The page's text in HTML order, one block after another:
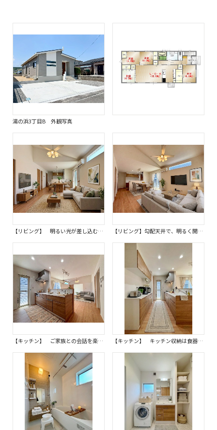
湯の浜3丁目B 外観写真
【リビング】 明るい光が差し込むリビングは、家族が集まる憩いの場所となります。※画像はイメージです。 温かい会話が弾む心地よい空間で、日々の暮らしを豊かに彩る特別な時間を過ごせます。 【リビング】勾配天井で、明るく開放的な空間の家族集まるリビングダイニングです。※画像はイメージです。 窓も大きく光が入り家族の団らんにぴったりな温かい雰囲気です。
【キッチン】 ご家族との会話を楽しめる対面キッチンは、家事負担も軽減されます。※画像はイメージです。 毎日のお料理がもっと楽しくなり、家族との時間も増えるでしょう。 【キッチン】 キッチン収納は食器類や消耗品が保管できキッチン回りが片づきます。※画像はイメージです。 作業スペースも広く、スムーズな家事導線を確保できます。